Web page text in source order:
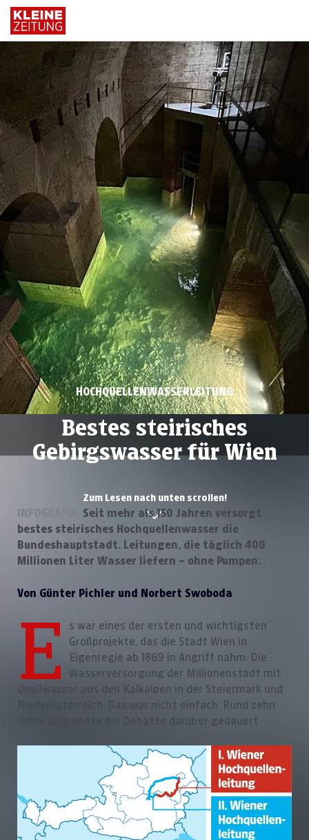
HOCHQUELLENWASSERLEITUNG
Bestes steirisches
Gebirgswasser für Wien
Zum Lesen nach unten scrollen!
Seit mehr als 150 Jahren versorgt
bestes steirisches Hochquellenwasser die
Bundeshauptstadt. Leitungen, die täglich 400
Millionen Liter Wasser liefern – ohne Pumpen.
Von Günter Pichler und Norbert Swoboda
E s war eines der ersten und wichtigsten
Großprojekte, das die Stadt Wien in
Eigenregie ab 1869 in Angriff nahm: Die
Wasserversorgung der Millionenstadt mit
Quellwasser aus den Kalkalpen in der Steiermark und
Niederösterreich. Das war nicht einfach: Rund zehn
Jahre lang hatte die Debatte darüber gedauert.